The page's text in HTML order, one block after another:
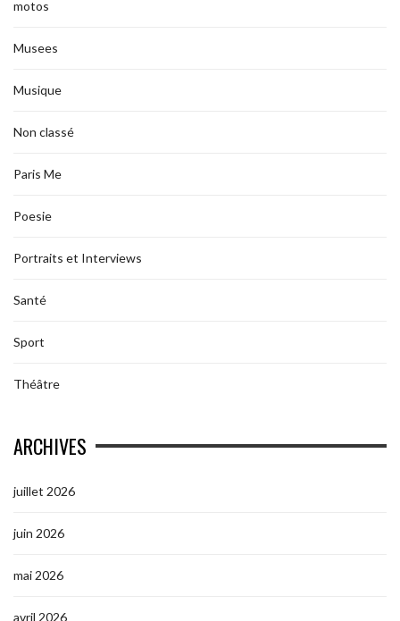
motos
Musees
Musique
Non classé
Paris Me
Poesie
Portraits et Interviews
Santé
Sport
Théâtre
ARCHIVES
juillet 2026
juin 2026
mai 2026
avril 2026